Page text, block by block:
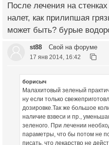
После лечения на
налет, как прилипшая
может быть? бурые
st88 Свой на форуме
17 янв 2014, 16:42
борисыч
Малахитовый зеленый
ну если только
дозировке.Так же большое
наличие взвеси и пр.,
зеленого. При лечении
параметры, что бы потом не
писать, что лекарство не